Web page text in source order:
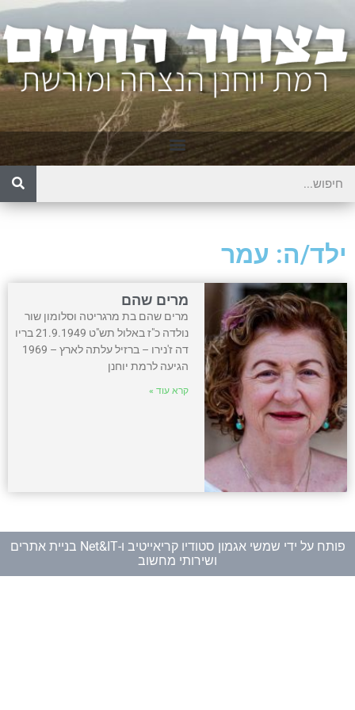
ילד/ה: עמר
מרים שהם
מרים שהם בת מרגריטה וסלומון שור
נולדה כ"ז באלול תש"ט 21.9.1949 בריו
דה ז'נירו – ברזיל עלתה לארץ – 1969
הגיעה לרמת יוחנן
קרא עוד »
פותח על ידי שמשי אגמון סטודיו קריאייטיב ו-
Net&IT בניית אתרים
ושירותי מחשוב